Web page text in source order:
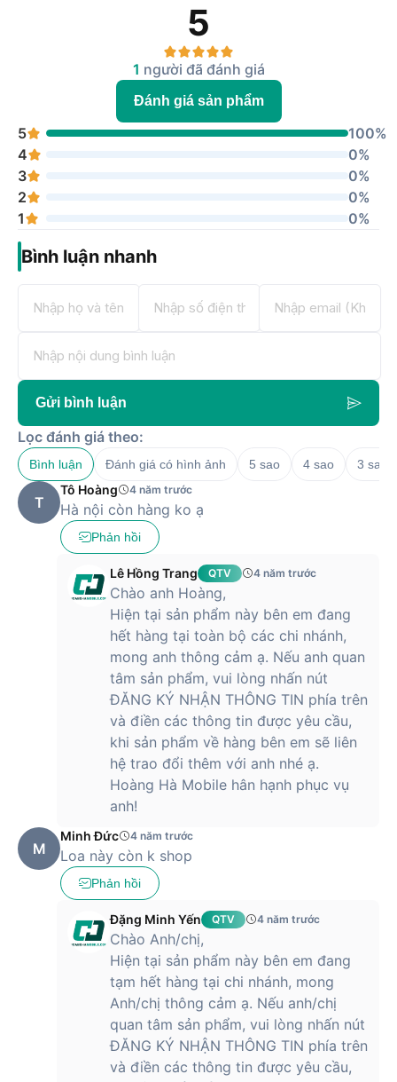
5
1 người đã đánh giá
Đánh giá sản phẩm
5
100%
4
0%
3
0%
2
0%
1
0%
Bình luận nhanh
Gửi bình luận
Lọc đánh giá theo:
Bình luận Đánh giá có hình ảnh 5 sao 4 sao 3 sao
T
Tô Hoàng 4 năm trước
Hà nội còn hàng ko ạ
Phản hồi
Lê Hồng Trang QTV 4 năm trước
Chào anh Hoàng,
Hiện tại sản phẩm này bên em đang
hết hàng tại toàn bộ các chi nhánh,
mong anh thông cảm ạ. Nếu anh quan
tâm sản phẩm, vui lòng nhấn nút
ĐĂNG KÝ NHẬN THÔNG TIN phía trên
và điền các thông tin được yêu cầu,
khi sản phẩm về hàng bên em sẽ liên
hệ trao đổi thêm với anh nhé ạ.
Hoàng Hà Mobile hân hạnh phục vụ
anh!
M
Minh Đức 4 năm trước
Loa này còn k shop
Phản hồi
Đặng Minh Yến QTV 4 năm trước
Chào Anh/chị,
Hiện tại sản phẩm này bên em đang
tạm hết hàng tại chi nhánh, mong
Anh/chị thông cảm ạ. Nếu anh/chị
quan tâm sản phẩm, vui lòng nhấn nút
ĐĂNG KÝ NHẬN THÔNG TIN phía trên
và điền các thông tin được yêu cầu,